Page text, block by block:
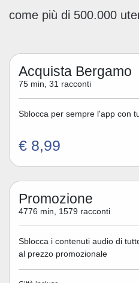
come più di 500.000
Acquista Bergamo
75 min, 31 racconti
Sblocca per sempre l'app con
€ 8,99
Promozione
4776 min, 1579 racconti
Sblocca i contenuti audio di
al prezzo promozionale